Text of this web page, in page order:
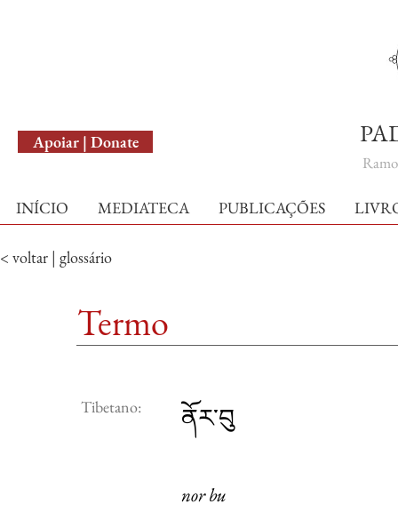
Apoiar | Donate
INÍCIO MEDIATECA PUBLICAÇÕES
< voltar | glossário
Termo
Tibetano: ནོར་བུ
nor bu